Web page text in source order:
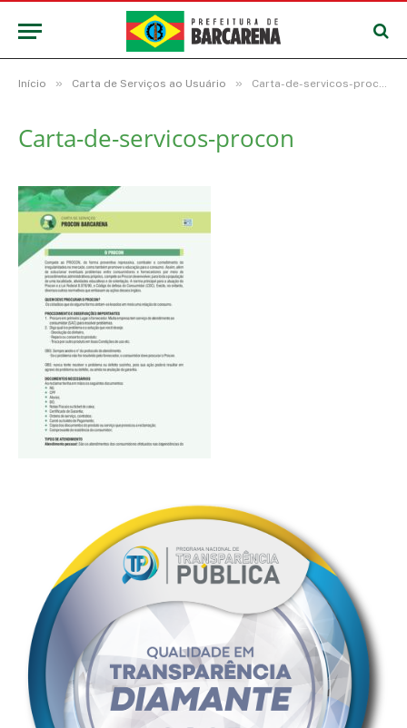
Início » Carta de Serviços ao Usuário » Carta-de-servicos-procon
Carta-de-servicos-procon